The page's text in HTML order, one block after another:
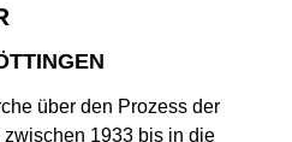
über den Prozess der
1933 bis in die